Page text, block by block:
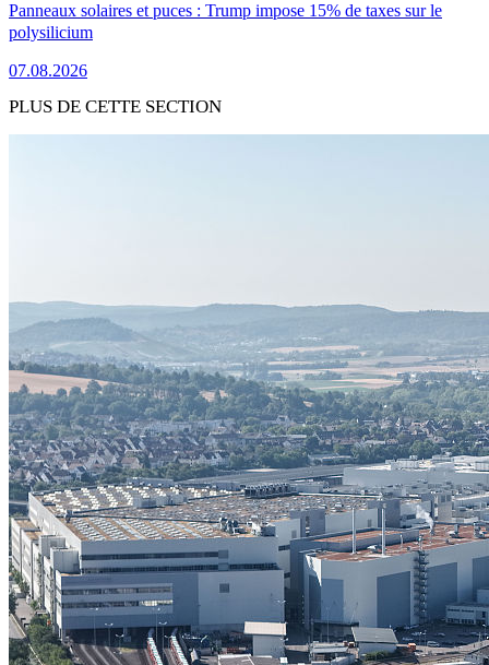
Panneaux solaires et puces : Trump impose 15% de taxes sur le
polysilicium
07.08.2026
PLUS DE CETTE SECTION